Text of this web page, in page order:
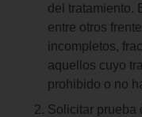
del tratamiento.
entre otros
incompletos,
aquellos cuyo
prohibido o no
Solicitar prueba